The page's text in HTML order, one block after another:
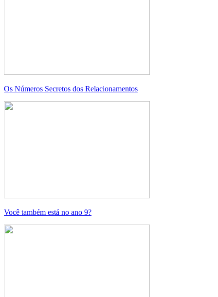
Os Números Secretos dos Relacionamentos
Você também está no ano 9?